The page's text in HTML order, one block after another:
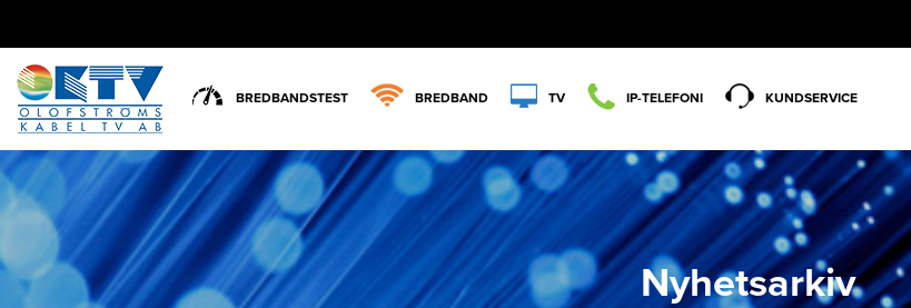
BREDBANDSTEST BREDBAND TV IP-TELEFONI KUNDSERVICE
Nyhetsarkiv